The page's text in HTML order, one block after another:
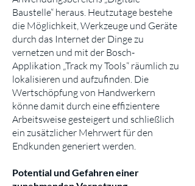
Baustelle“ heraus. Heutzutage bestehe
die Möglichkeit, Werkzeuge und Geräte
durch das Internet der Dinge zu
vernetzen und mit der Bosch-
Applikation „Track my Tools“ räumlich zu
lokalisieren und aufzufinden. Die
Wertschöpfung von Handwerkern
könne damit durch eine effizientere
Arbeitsweise gesteigert und schließlich
ein zusätzlicher Mehrwert für den
Endkunden generiert werden.
Potential und Gefahren einer